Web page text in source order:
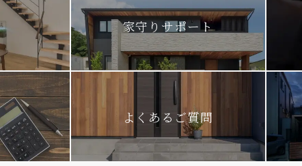
家守りサポート
よくあるご質問